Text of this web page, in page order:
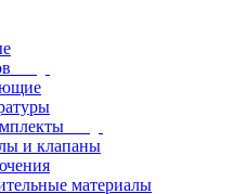
и клапаны